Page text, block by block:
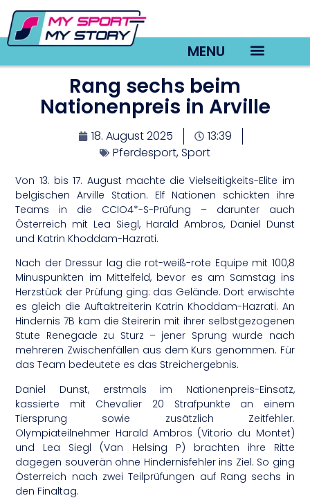
MENU
Rang sechs beim
Nationenpreis in Arville
18. August 2025
13:39
Pferdesport,Sport
Von 13. bis 17. August machte die Vielseitigkeits-Elite im
belgischen Arville Station. Elf Nationen schickten ihre
Teams in die CCIO4*-S-Prüfung – darunter auch
Österreich mit Lea Siegl, Harald Ambros, Daniel Dunst
und Katrin Khoddam-Hazrati.
Nach der Dressur lag die rot-weiß-rote Equipe mit 100,8
Minuspunkten im Mittelfeld, bevor es am Samstag ins
Herzstück der Prüfung ging: das Gelände. Dort erwischte
es gleich die Auftaktreiterin Katrin Khoddam-Hazrati. An
Hindernis 7B kam die Steirerin mit ihrer selbstgezogenen
Stute Renegade zu Sturz – jener Sprung wurde nach
mehreren Zwischenfällen aus dem Kurs genommen. Für
das Team bedeutete es das Streichergebnis.
Daniel Dunst, erstmals im Nationenpreis-Einsatz,
kassierte mit Chevalier 20 Strafpunkte an einem
Tiersprung sowie zusätzlich Zeitfehler.
Olympiateilnehmer Harald Ambros (Vitorio du Montet)
und Lea Siegl (Van Helsing P) brachten ihre Ritte
dagegen souverän ohne Hindernisfehler ins Ziel. So ging
Österreich nach zwei Teilprüfungen auf Rang sechs in
den Finaltag.